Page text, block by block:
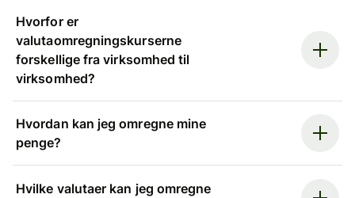
Hvorfor er
valutaomregningskurserne
forskellige fra virksomhed til
virksomhed?
Hvordan kan jeg omregne mine
penge?
Hvilke valutaer kan jeg omregne